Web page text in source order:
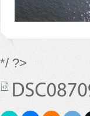
*/ ?>